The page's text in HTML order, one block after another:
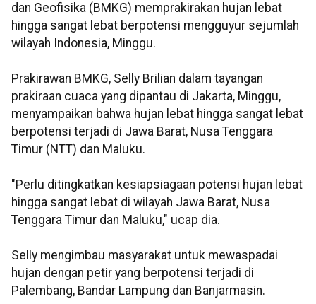
dan Geofisika (BMKG) memprakirakan hujan lebat
hingga sangat lebat berpotensi mengguyur sejumlah
wilayah Indonesia, Minggu.
Prakirawan BMKG, Selly Brilian dalam tayangan
prakiraan cuaca yang dipantau di Jakarta, Minggu,
menyampaikan bahwa hujan lebat hingga sangat lebat
berpotensi terjadi di Jawa Barat, Nusa Tenggara
Timur (NTT) dan Maluku.
"Perlu ditingkatkan kesiapsiagaan potensi hujan lebat
hingga sangat lebat di wilayah Jawa Barat, Nusa
Tenggara Timur dan Maluku," ucap dia.
Selly mengimbau masyarakat untuk mewaspadai
hujan dengan petir yang berpotensi terjadi di
Palembang, Bandar Lampung dan Banjarmasin.